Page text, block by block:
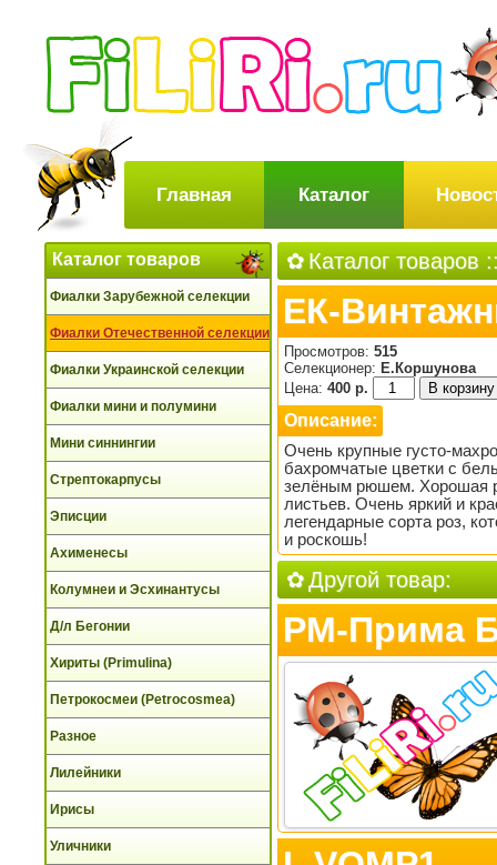
Главная Каталог
Каталог товаров
Фиалки Зарубежной селекции
Фиалки Отечественной селекции
Фиалки Украинской селекции
Фиалки мини и полумини
Мини синнингии
Стрептокарпусы
Эписции
Ахименесы
Колумнеи и Эсхинантусы
Д/л Бегонии
Хириты (Primulina)
Петрокосмеи (Petrocosmea)
Разное
Лилейники
Ирисы
Уличники
Каталог товаров
ЕК-
Просмотров: 515
Селекционер: Е.Коршунова
Цена: 400 р.
Описание:
Очень крупные густо-
бахромчатые цветки с
зелёным рюшем. Хорошая
листьев. Очень яркий и
легендарные сорта роз,
и роскошь!
Другой товар:
РМ-Прима